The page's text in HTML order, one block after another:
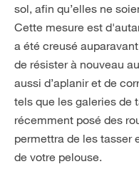
sol, afin qu’elles ne
Cette mesure est
a été creusé
de résister à nouveau
aussi d’aplanir et de
tels que les galeries de
récemment posé des
permettra de les tasser
de votre pelouse.